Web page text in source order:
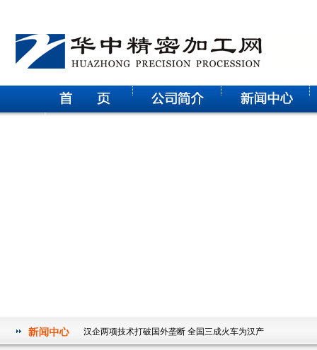
汉企两项技术打破国外垄断 全国三成火车为汉产
祝贺我公司被湖北省经济和信息化委员会授予2011年度湖北省